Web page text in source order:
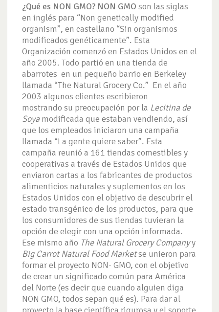
¿Qué es NON GMO? NON GMO son las siglas
en inglés para “Non genetically modified
organism”, en castellano “Sin organismos
modificados genéticamente”. Esta
Organización comenzó en Estados Unidos en el
año 2005. Todo partió en una tienda de
abarrotes en un pequeño barrio en Berkeley
llamada “The Natural Grocery Co.” En el año
2003 algunos clientes escribieron
mostrando su preocupación por la Lecitina de
Soya modificada que estaban vendiendo, así
que los empleados iniciaron una campaña
llamada “La gente quiere saber”. Esta
campaña reunió a 161 tiendas comestibles y
cooperativas a través de Estados Unidos que
enviaron cartas a los fabricantes de productos
alimenticios naturales y suplementos en los
Estados Unidos con el objetivo de descubrir el
estado transgénico de los productos, para que
los consumidores de sus tiendas tuvieran la
opción de elegir con una opción informada.
Ese mismo año The Natural Grocery Companyy
Big Carrot Natural Food Marketse unieron para
formar el proyecto NON- GMO, con el objetivo
de crear un significado común para América
del Norte (es decir que cuando alguien diga
NON GMO, todos sepan qué es). Para dar al